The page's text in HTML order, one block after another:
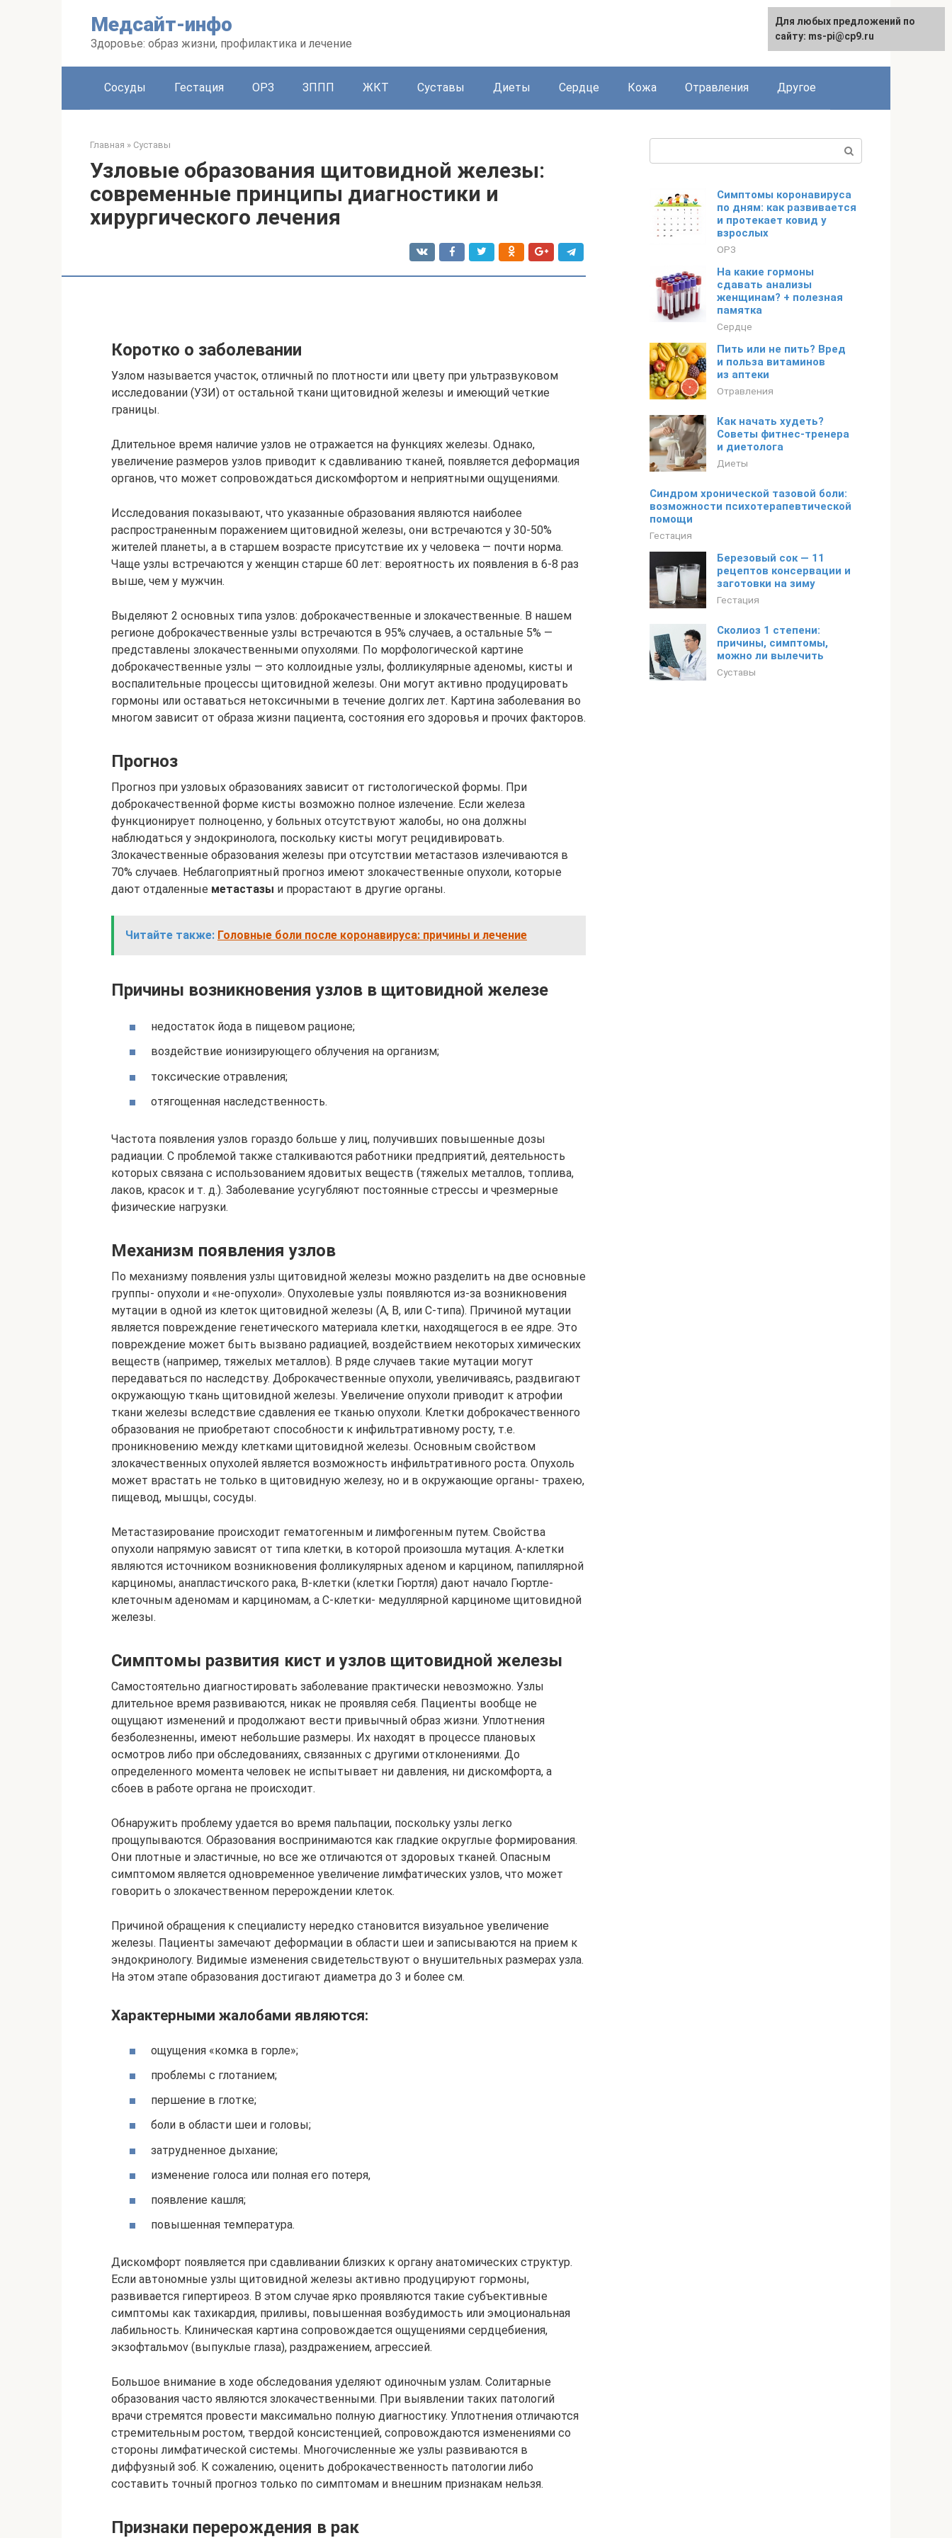
Медсайт-инфо
Здоровье: образ жизни, профилактика и лечение
Сосуды Гестация ОРЗ ЗППП ЖКТ Суставы Диеты Сердце Кожа Отравления Другое
Главная » Суставы
Узловые образования щитовидной железы:
современные принципы диагностики и
хирургического лечения
Коротко о заболевании
Узлом называется участок, отличный по плотности или цвету при ультразвуковом
исследовании (УЗИ) от остальной ткани щитовидной железы и имеющий четкие
границы.
Длительное время наличие узлов не отражается на функциях железы. Однако,
увеличение размеров узлов приводит к сдавливанию тканей, появляется деформация
органов, что может сопровождаться дискомфортом и неприятными ощущениями.
Исследования показывают, что указанные образования являются наиболее
распространенным поражением щитовидной железы, они встречаются у 30-50%
жителей планеты, а в старшем возрасте присутствие их у человека — почти норма.
Чаще узлы встречаются у женщин старше 60 лет: вероятность их появления в 6-8 раз
выше, чем у мужчин.
Выделяют 2 основных типа узлов: доброкачественные и злокачественные. В нашем
регионе доброкачественные узлы встречаются в 95% случаев, а остальные 5% —
представлены злокачественными опухолями. По морфологической картине
доброкачественные узлы — это коллоидные узлы, фолликулярные аденомы, кисты и
воспалительные процессы щитовидной железы. Они могут активно продуцировать
гормоны или оставаться нетоксичными в течение долгих лет. Картина заболевания во
многом зависит от образа жизни пациента, состояния его здоровья и прочих факторов.
Прогноз
Прогноз при узловых образованиях зависит от гистологической формы. При
доброкачественной форме кисты возможно полное излечение. Если железа
функционирует полноценно, у больных отсутствуют жалобы, но она должны
наблюдаться у эндокринолога, поскольку кисты могут рецидивировать.
Злокачественные образования железы при отсутствии метастазов излечиваются в
70% случаев. Неблагоприятный прогноз имеют злокачественные опухоли, которые
дают отдаленные метастазы и прорастают в другие органы.
Читайте также: Головные боли после коронавируса: причины и лечение
Причины возникновения узлов в щитовидной железе
недостаток йода в пищевом рационе;
воздействие ионизирующего облучения на организм;
токсические отравления;
отягощенная наследственность.
Частота появления узлов гораздо больше у лиц, получивших повышенные дозы
радиации. С проблемой также сталкиваются работники предприятий, деятельность
которых связана с использованием ядовитых веществ (тяжелых металлов, топлива,
лаков, красок и т. д.). Заболевание усугубляют постоянные стрессы и чрезмерные
физические нагрузки.
Механизм появления узлов
По механизму появления узлы щитовидной железы можно разделить на две основные
группы- опухоли и «не-опухоли». Опухолевые узлы появляются из-за возникновения
мутации в одной из клеток щитовидной железы (А, В, или С-типа). Причиной мутации
является повреждение генетического материала клетки, находящегося в ее ядре. Это
повреждение может быть вызвано радиацией, воздействием некоторых химических
веществ (например, тяжелых металлов). В ряде случаев такие мутации могут
передаваться по наследству. Доброкачественные опухоли, увеличиваясь, раздвигают
окружающую ткань щитовидной железы. Увеличение опухоли приводит к атрофии
ткани железы вследствие сдавления ее тканью опухоли. Клетки доброкачественного
образования не приобретают способности к инфильтративному росту, т.е.
проникновению между клетками щитовидной железы. Основным свойством
злокачественных опухолей является возможность инфильтративного роста. Опухоль
может врастать не только в щитовидную железу, но и в окружающие органы- трахею,
пищевод, мышцы, сосуды.
Метастазирование происходит гематогенным и лимфогенным путем. Свойства
опухоли напрямую зависят от типа клетки, в которой произошла мутация. А-клетки
являются источником возникновения фолликулярных аденом и карцином, папиллярной
карциномы, анапластичского рака, В-клетки (клетки Гюртля) дают начало Гюртле-
клеточным аденомам и карциномам, а С-клетки- медуллярной карциноме щитовидной
железы.
Симптомы развития кист и узлов щитовидной железы
Самостоятельно диагностировать заболевание практически невозможно. Узлы
длительное время развиваются, никак не проявляя себя. Пациенты вообще не
ощущают изменений и продолжают вести привычный образ жизни. Уплотнения
безболезненны, имеют небольшие размеры. Их находят в процессе плановых
осмотров либо при обследованиях, связанных с другими отклонениями. До
определенного момента человек не испытывает ни давления, ни дискомфорта, а
сбоев в работе органа не происходит.
Обнаружить проблему удается во время пальпации, поскольку узлы легко
прощупываются. Образования воспринимаются как гладкие округлые формирования.
Они плотные и эластичные, но все же отличаются от здоровых тканей. Опасным
симптомом является одновременное увеличение лимфатических узлов, что может
говорить о злокачественном перерождении клеток.
Причиной обращения к специалисту нередко становится визуальное увеличение
железы. Пациенты замечают деформации в области шеи и записываются на прием к
эндокринологу. Видимые изменения свидетельствуют о внушительных размерах узла.
На этом этапе образования достигают диаметра до 3 и более см.
Характерными жалобами являются:
ощущения «комка в горле»;
проблемы с глотанием;
першение в глотке;
боли в области шеи и головы;
затрудненное дыхание;
изменение голоса или полная его потеря,
появление кашля;
повышенная температура.
Дискомфорт появляется при сдавливании близких к органу анатомических структур.
Если автономные узлы щитовидной железы активно продуцируют гормоны,
развивается гипертиреоз. В этом случае ярко проявляются такие субъективные
симптомы как тахикардия, приливы, повышенная возбудимость или эмоциональная
лабильность. Клиническая картина сопровождается ощущениями сердцебиения,
экзофтальмоv (выпуклые глаза), раздражением, агрессией.
Большое внимание в ходе обследования уделяют одиночным узлам. Солитарные
образования часто являются злокачественными. При выявлении таких патологий
врачи стремятся провести максимально полную диагностику. Уплотнения отличаются
стремительным ростом, твердой консистенцией, сопровождаются изменениями со
стороны лимфатической системы. Многочисленные же узлы развиваются в
диффузный зоб. К сожалению, оценить доброкачественность патологии либо
составить точный прогноз только по симптомам и внешним признакам нельзя.
Признаки перерождения в рак
Симптомы коронавируса
по дням: как развивается
и протекает ковид у
взрослых
ОРЗ
На какие гормоны
сдавать анализы
женщинам? + полезная
памятка
Сердце
Пить или не пить? Вред
и польза витаминов
из аптеки
Отравления
Как начать худеть?
Советы фитнес-тренера
и диетолога
Диеты
Синдром хронической тазовой боли:
возможности психотерапевтической
помощи
Гестация
Березовый сок — 11
рецептов консервации и
заготовки на зиму
Гестация
Сколиоз 1 степени:
причины, симптомы,
можно ли вылечить
Суставы
Для любых предложений по
сайту: ms-pi@cp9.ru